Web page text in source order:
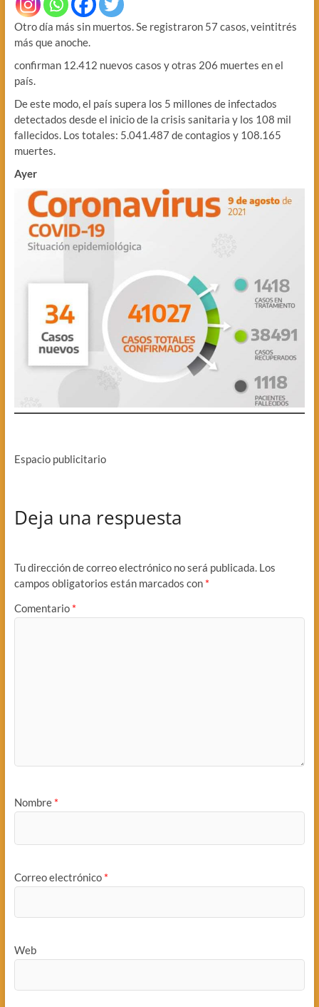
Otro día más sin muertos. Se registraron 57 casos, veintitrés
más que anoche.
confirman 12.412 nuevos casos y otras 206 muertes en el
país.
De este modo, el país supera los 5 millones de infectados
detectados desde el inicio de la crisis sanitaria y los 108 mil
fallecidos. Los totales: 5.041.487 de contagios y 108.165
muertes.
Ayer
Espacio publicitario
Deja una respuesta
Tu dirección de correo electrónico no será publicada. Los
campos obligatorios están marcados con *
Comentario *
Nombre *
Correo electrónico *
Web